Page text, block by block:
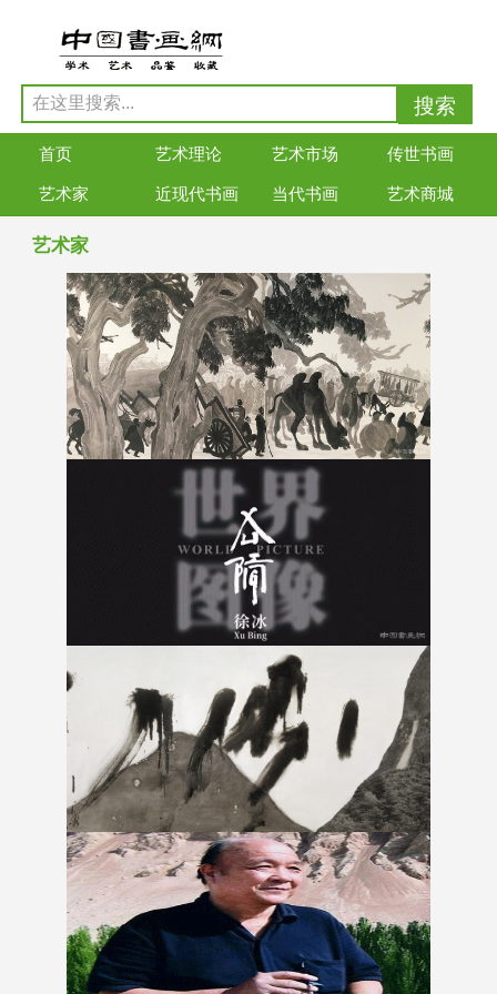
首页 艺术理论 艺术市场 传世书画
艺术家 近现代书画 当代书画 艺术商城
艺术家